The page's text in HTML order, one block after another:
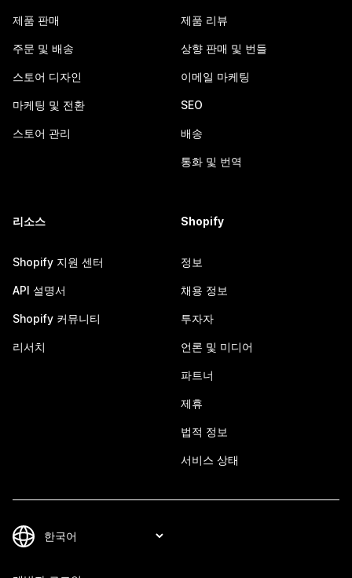
제품 판매
주문 및 배송
스토어 디자인
마케팅 및 전환
스토어 관리
제품 리뷰
상향 판매 및 번들
이메일 마케팅
SEO
배송
통화 및 번역
리소스
Shopify 지원 센터
API 설명서
Shopify 커뮤니티
리서치
Shopify
정보
채용 정보
투자자
언론 및 미디어
파트너
제휴
법적 정보
서비스 상태